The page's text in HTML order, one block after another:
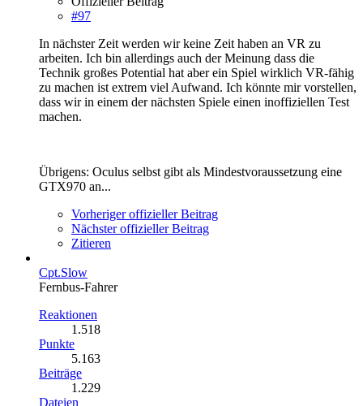
#97
In nächster Zeit werden wir keine Zeit haben an VR zu
arbeiten. Ich bin allerdings auch der Meinung dass die
Technik großes Potential hat aber ein Spiel wirklich VR-fähig
zu machen ist extrem viel Aufwand. Ich könnte mir vorstellen,
dass wir in einem der nächsten Spiele einen inoffiziellen Test
machen.
Übrigens: Oculus selbst gibt als Mindestvoraussetzung eine
GTX970 an...
Vorheriger offizieller Beitrag
Nächster offizieller Beitrag
Zitieren
Cpt.Slow
Fernbus-Fahrer
Reaktionen
1.518
Punkte
5.163
Beiträge
1.229
Dateien